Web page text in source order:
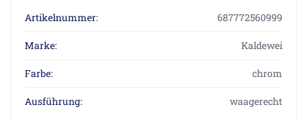
Artikelnummer: 687772560999
Marke: Kaldewei
Farbe: chrom
Ausführung: waagerecht